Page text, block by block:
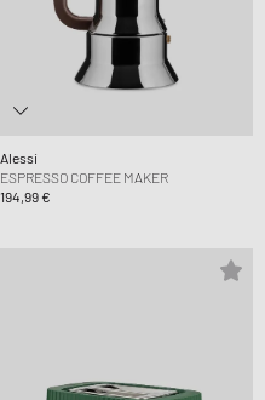
Alessi
ESPRESSO COFFEE MAKER
194,99 €